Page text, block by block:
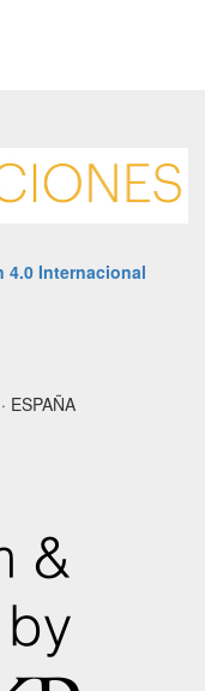
4.0 Internacional
ESPAÑA